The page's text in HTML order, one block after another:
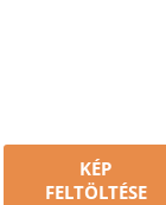
KÉP
FELTÖLTÉSE